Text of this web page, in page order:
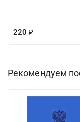
220 ₽
Рекомендуем